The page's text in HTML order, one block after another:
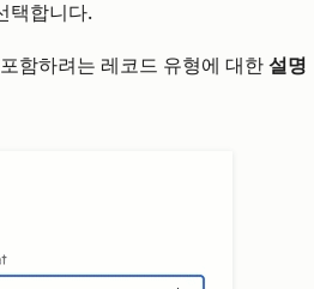
택합니다.
함하려는 레코드 유형에 대한 설명